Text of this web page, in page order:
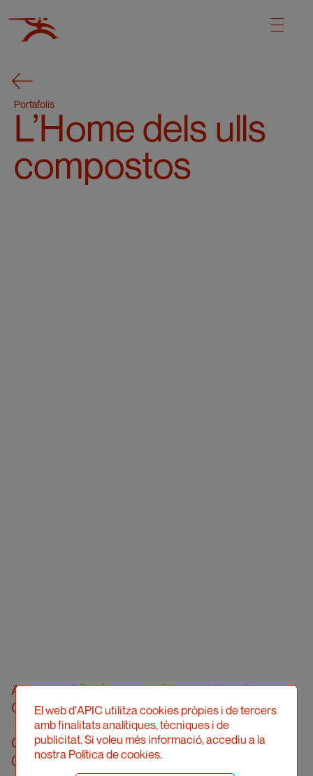
Portafolis
L’Home dels ulls
compostos
Associació Professional d’Il·lustradors de
Catalunya
Carrer Londres, 96, pral. 2a
08036 Barcelona
El web d'APIC utilitza cookies pròpies i de tercers
amb finalitats analítiques, tècniques i de
publicitat. Si voleu més informació, accediu a la
nostra Política de cookies.